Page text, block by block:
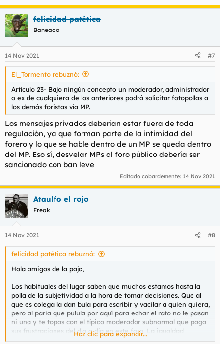
felicidad patética
Baneado
14 Nov 2021 #7
El_Tormento rebuznó:
Artículo 23- Bajo ningún concepto un moderador, administrador
o ex de cualquiera de los anteriores podrá solicitar fotopollas a
los demás foristas vía MP.
Los mensajes privados deberían estar fuera de toda
regulación, ya que forman parte de la intimidad del
forero y lo que se hable dentro de un MP se queda dentro
del MP. Eso sí, desvelar MPs al foro público debería ser
sancionado con ban leve
Editado cobardemente: 14 Nov 2021
Ataulfo el rojo
Freak
14 Nov 2021 #8
felicidad patética rebuznó:
Hola amigos de la paja,
Los habituales del lugar saben que muchos estamos hasta la
polla de la subjetividad a la hora de tomar decisiones. Que al
que es colega la dan bula para escribir y vacilar a quien quiera,
pero al paria que pulula por aquí para echar el rato no le pasan
ni una y te topas con el típico moderador subnormal que paga
sus frustraciones del día a día en este foro. La igualdad
absoluta no existe, pero estaría de puta madre que al menos se
Haz clic para expandir...